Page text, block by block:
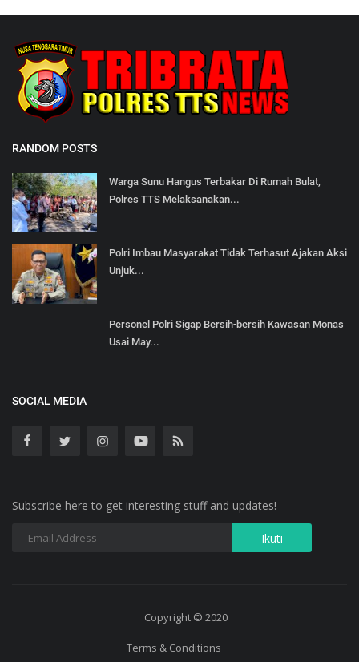
RANDOM POSTS
Warga Sunu Hangus Terbakar Di Rumah Bulat,
Polres TTS Melaksanakan...
Polri Imbau Masyarakat Tidak Terhasut Ajakan Aksi
Unjuk...
Personel Polri Sigap Bersih-bersih Kawasan Monas
Usai May...
SOCIAL MEDIA
Subscribe here to get interesting stuff and updates!
Copyright © 2020
Terms & Conditions